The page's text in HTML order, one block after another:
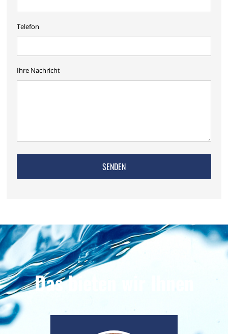
Telefon
Ihre Nachricht
Das bieten wir Ihnen